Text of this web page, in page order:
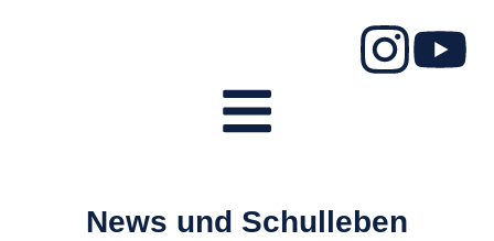
News und Schulleben